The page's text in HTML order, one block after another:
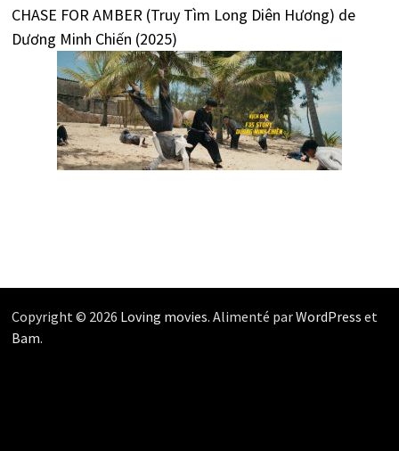
CHASE FOR AMBER (Truy Tìm Long Diên Hương) de
Dương Minh Chiến (2025)
Copyright © 2026 Loving movies. Alimenté parWordPress et
Bam.